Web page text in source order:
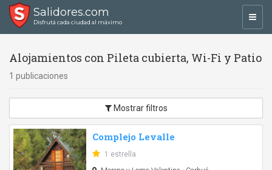
Salidores.com
Disfrutá cada ciudad al máximo
Alojamientos con Pileta cubierta, Wi-Fi y Patio
1 publicaciones
Mostrar filtros
Complejo Levalle
1 estrella